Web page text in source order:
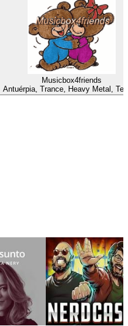
Musicbox4friends
Antuérpia, Trance, Heavy Metal,